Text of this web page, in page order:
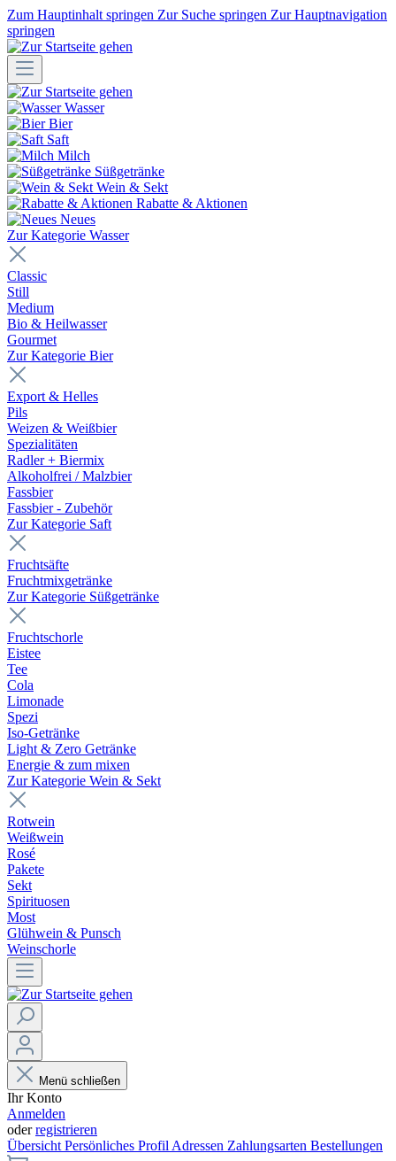
Zum Hauptinhalt springen Zur Suche springen Zur Hauptnavigation
springen
Wasser
Bier
Saft
Milch
Süßgetränke
Wein & Sekt
Rabatte & Aktionen
Neues
Zur Kategorie Wasser
Classic
Still
Medium
Bio & Heilwasser
Gourmet
Zur Kategorie Bier
Export & Helles
Pils
Weizen & Weißbier
Spezialitäten
Radler + Biermix
Alkoholfrei / Malzbier
Fassbier
Fassbier - Zubehör
Zur Kategorie Saft
Fruchtsäfte
Fruchtmixgetränke
Zur Kategorie Süßgetränke
Fruchtschorle
Eistee
Tee
Cola
Limonade
Spezi
Iso-Getränke
Light & Zero Getränke
Energie & zum mixen
Zur Kategorie Wein & Sekt
Rotwein
Weißwein
Rosé
Pakete
Sekt
Spirituosen
Most
Glühwein & Punsch
Weinschorle
Menü schließen
Ihr Konto
Anmelden
oderregistrieren
Übersicht Persönliches Profil Adressen Zahlungsarten Bestellungen